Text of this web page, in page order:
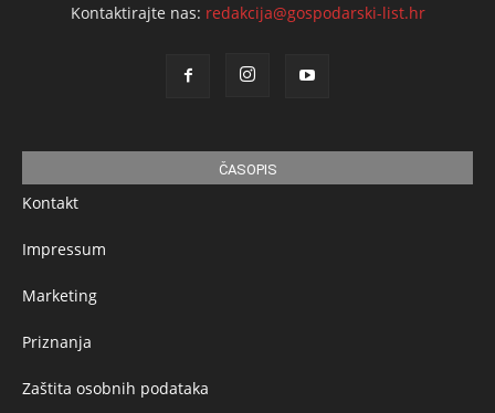
Kontaktirajte nas: redakcija@gospodarski-list.hr
ČASOPIS
Kontakt
Impressum
Marketing
Priznanja
Zaštita osobnih podataka